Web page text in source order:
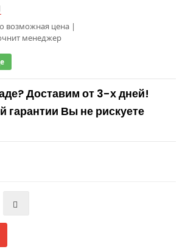
возможная цена |
менеджер
Доставим от 3-х дней!
гарантии Вы не рискуете